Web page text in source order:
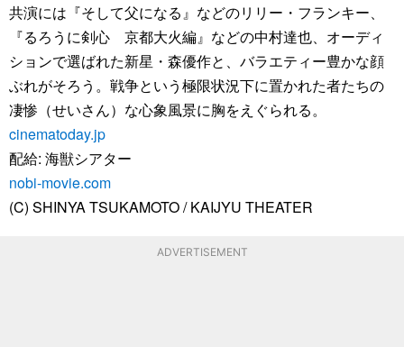
共演には『そして父になる』などのリリー・フランキー、
『るろうに剣心 京都大火編』などの中村達也、オーディ
ションで選ばれた新星・森優作と、バラエティー豊かな顔
ぶれがそろう。戦争という極限状況下に置かれた者たちの
凄惨（せいさん）な心象風景に胸をえぐられる。
cinematoday.jp
配給: 海獣シアター
nobi-movie.com
(C) SHINYA TSUKAMOTO / KAIJYU THEATER
ADVERTISEMENT